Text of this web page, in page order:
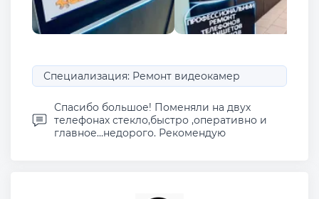
Специализация: Ремонт видеокамер
Спасибо большое! Поменяли на двух
телефонах стекло,быстро ,оперативно и
главное...недорого. Рекомендую